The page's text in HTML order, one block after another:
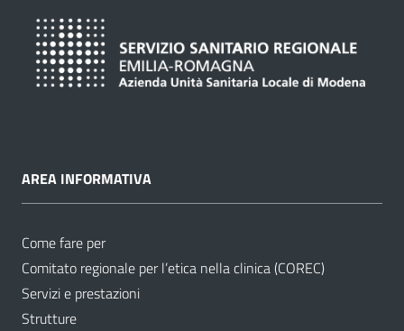
AREA INFORMATIVA
Come fare per
Comitato regionale per l’etica nella clinica (COREC)
Servizi e prestazioni
Strutture